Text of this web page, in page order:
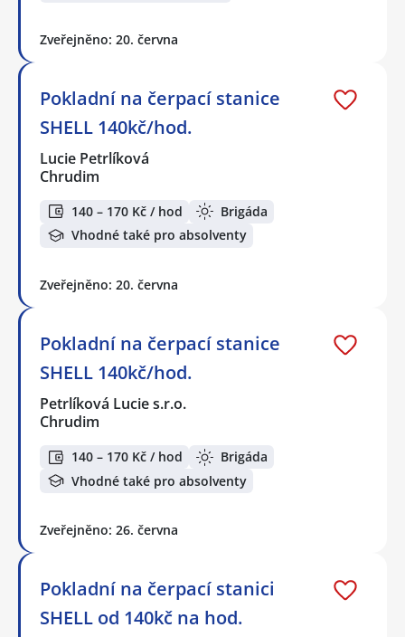
Zveřejněno: 20. června
Pokladní na čerpací stanice
SHELL 140kč/hod.
Lucie Petrlíková
Chrudim
140 – 170 Kč / hod
Brigáda
Vhodné také pro absolventy
Zveřejněno: 20. června
Pokladní na čerpací stanice
SHELL 140kč/hod.
Petrlíková Lucie s.r.o.
Chrudim
140 – 170 Kč / hod
Brigáda
Vhodné také pro absolventy
Zveřejněno: 26. června
Pokladní na čerpací stanici
SHELL od 140kč na hod.